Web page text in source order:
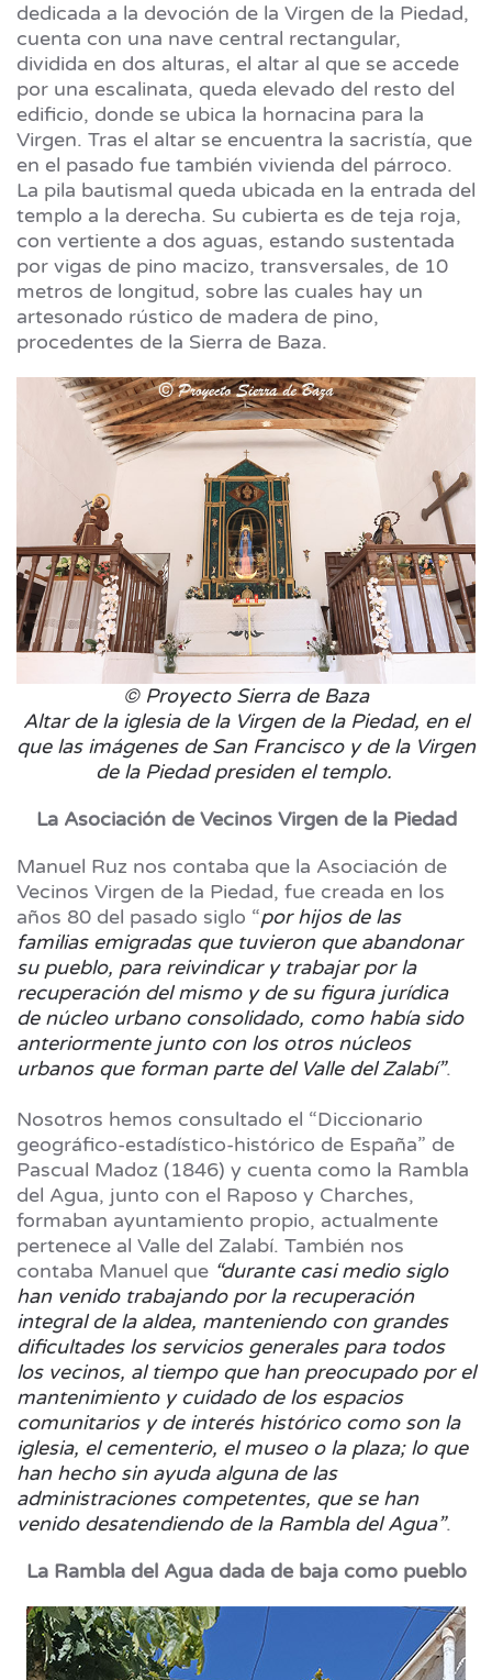
dedicada a la devoción de la Virgen de la Piedad,
cuenta con una nave central rectangular,
dividida en dos alturas, el altar al que se accede
por una escalinata, queda elevado del resto del
edificio, donde se ubica la hornacina para la
Virgen. Tras el altar se encuentra la sacristía, que
en el pasado fue también vivienda del párroco.
La pila bautismal queda ubicada en la entrada del
templo a la derecha. Su cubierta es de teja roja,
con vertiente a dos aguas, estando sustentada
por vigas de pino macizo, transversales, de 10
metros de longitud, sobre las cuales hay un
artesonado rústico de madera de pino,
procedentes de la Sierra de Baza.
© Proyecto Sierra de Baza
Altar de la iglesia de la Virgen de la Piedad, en el
que las imágenes de San Francisco y de la Virgen
de la Piedad presiden el templo.
La Asociación de Vecinos Virgen de la Piedad
Manuel Ruz nos contaba que la Asociación de
Vecinos Virgen de la Piedad, fue creada en los
años 80 del pasado siglo “por hijos de las
familias emigradas que tuvieron que abandonar
su pueblo, para reivindicar y trabajar por la
recuperación del mismo y de su figura jurídica
de núcleo urbano consolidado, como había sido
anteriormente junto con los otros núcleos
urbanos que forman parte del Valle del Zalabí”.
Nosotros hemos consultado el “Diccionario
geográfico-estadístico-histórico de España” de
Pascual Madoz (1846) y cuenta como la Rambla
del Agua, junto con el Raposo y Charches,
formaban ayuntamiento propio, actualmente
pertenece al Valle del Zalabí. También nos
contaba Manuel que “durante casi medio siglo
han venido trabajando por la recuperación
integral de la aldea, manteniendo con grandes
dificultades los servicios generales para todos
los vecinos, al tiempo que han preocupado por el
mantenimiento y cuidado de los espacios
comunitarios y de interés histórico como son la
iglesia, el cementerio, el museo o la plaza; lo que
han hecho sin ayuda alguna de las
administraciones competentes, que se han
venido desatendiendo de la Rambla del Agua”.
La Rambla del Agua dada de baja como pueblo